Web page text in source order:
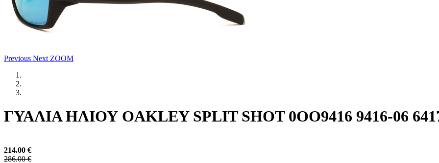
Previous Next ZOOM
ΓΥΑΛΙΑ ΗΛΙΟΥ OAKLEY SPLIT SHOT 0OO9416 9416-06
214.00 €
286.00 €